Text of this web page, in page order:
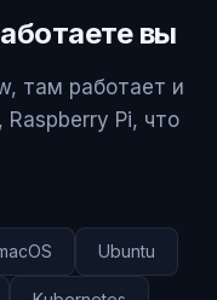
вы
там работает и
Pi, что
Ubuntu